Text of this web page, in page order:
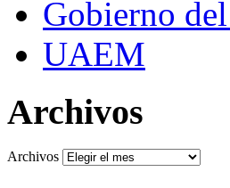
Gobierno
UAEM
Archivos
Archivos